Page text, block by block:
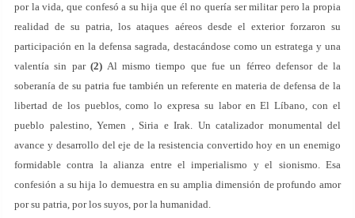
por la vida, que confesó a su hija que él no quería ser militar pero la propia
realidad de su patria, los ataques aéreos desde el exterior forzaron su
participación en la defensa sagrada, destacándose como un estratega y una
valentía sin par(2) Al mismo tiempo que fue un férreo defensor de la
soberanía de su patria fue también un referente en materia de defensa de la
libertad de los pueblos, como lo expresa su labor en El Líbano, con el
pueblo palestino, Yemen , Siria e Irak. Un catalizador monumental del
avance y desarrollo del eje de la resistencia convertido hoy en un enemigo
formidable contra la alianza entre el imperialismo y el sionismo. Esa
confesión a su hija lo demuestra en su amplia dimensión de profundo amor
por su patria, por los suyos, por la humanidad.